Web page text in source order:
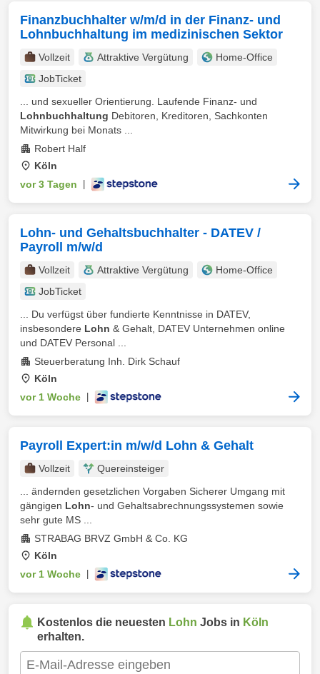
Finanzbuchhalter w/m/d in der Finanz- und
Lohnbuchhaltung im medizinischen Sektor
Vollzeit Attraktive Vergütung
Home-Office
JobTicket
... und sexueller Orientierung. Laufende Finanz- und
Lohnbuchhaltung Debitoren, Kreditoren, Sachkonten
Mitwirkung bei Monats ...
Robert Half
Köln
vor 3 Tagen
Lohn- und Gehaltsbuchhalter - DATEV /
Payroll m/w/d
Vollzeit Attraktive Vergütung
Home-Office
JobTicket
... Du verfügst über fundierte Kenntnisse in DATEV,
insbesondere Lohn & Gehalt, DATEV Unternehmen online
und DATEV Personal ...
Steuerberatung Inh. Dirk Schauf
Köln
vor 1 Woche
Payroll Expert:in m/w/d Lohn & Gehalt
Vollzeit
Quereinsteiger
... ändernden gesetzlichen Vorgaben Sicherer Umgang mit
gängigen Lohn- und Gehaltsabrechnungssystemen sowie
sehr gute MS ...
STRABAG BRVZ GmbH & Co. KG
Köln
vor 1 Woche
Kostenlos die neuesten Lohn Jobs in Köln
erhalten.